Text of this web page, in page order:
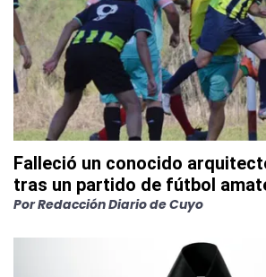
Falleció un conocido
tras un partido de fútbol
PorRedacción Diario de Cuyo